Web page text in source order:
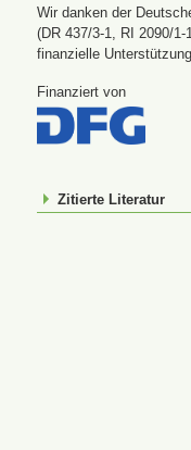
Wir danken der
(DR 437/3-1, RI 2090/
finanzielle
Finanziert von
Zitierte Literatur